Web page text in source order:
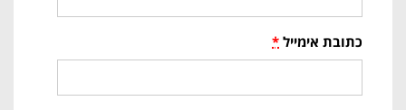
כתובת אימייל *